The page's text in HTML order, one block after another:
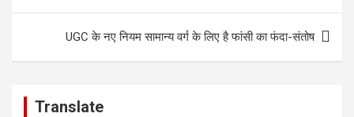
UGC के नए नियम सामान्य वर्ग के लिए है फांसी का फंदा-संतोष
Translate